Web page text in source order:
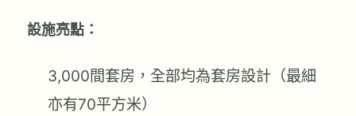
設施亮點：
3,000間套房，全部均為套房設計（最細
亦有70平方米）